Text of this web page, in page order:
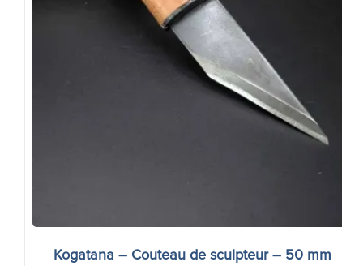
Kogatana – Couteau de sculpteur – 50 mm